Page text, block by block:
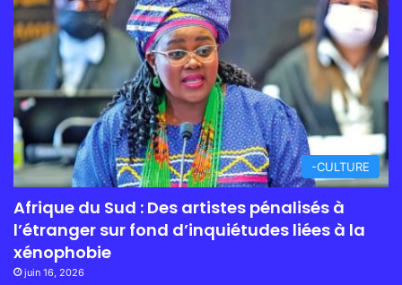
-CULTURE
Afrique du Sud : Des artistes pénalisés à
l’étranger sur fond d’inquiétudes liées à la
xénophobie
juin 16, 2026